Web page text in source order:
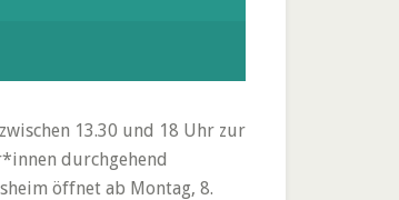
13.30 und 18 Uhr zur
durchgehend
öffnet ab Montag, 8.